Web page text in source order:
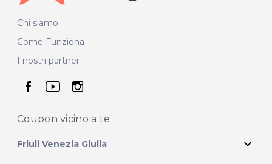
Chi siamo
Come Funziona
I nostri partner
seguici su facebook
seguici su youtube
seguici su instagram
Coupon vicino a te
Friuli Venezia Giulia expand_more